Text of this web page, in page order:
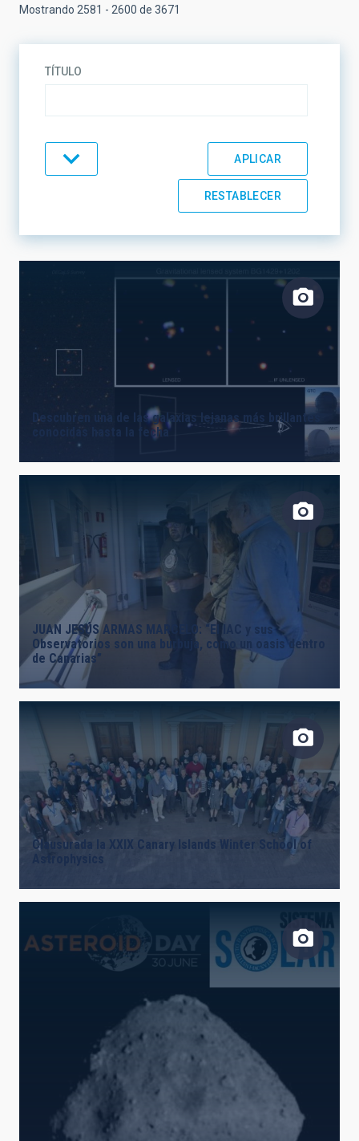
Mostrando 2581 - 2600 de 3671
TÍTULO
LÍNEAS DE INSTRUMENTACIÓN
LÍNEAS IACTEC
ASTROFÍSICAS
INSTALACIÓN
ETIQUETAS LIBRES
FECHA DE CREACIÓN ORDENAR POR ORDEN
Descubren una de las galaxias lejanas más brillantes
conocidas hasta la fecha
JUAN JESÚS ARMAS MARCELO: “El IAC y sus
Observatorios son una burbuja, como un oasis dentro
de Canarias”
Clausurada la XXIX Canary Islands Winter School of
Astrophysics